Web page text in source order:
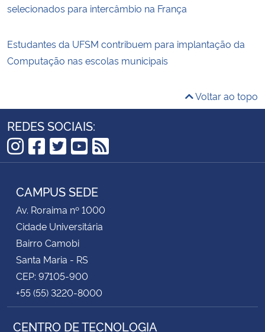
selecionados para intercâmbio na França
Estudantes da UFSM contribuem para implantação da
Computação nas escolas municipais
Voltar ao topo
REDES SOCIAIS:
Instagram
Facebook
Twitter
YouTube
RSS
CAMPUS SEDE
Av. Roraima nº 1000
Cidade Universitária
Bairro Camobi
Santa Maria - RS
CEP: 97105-900
+55 (55) 3220-8000
CENTRO DE TECNOLOGIA